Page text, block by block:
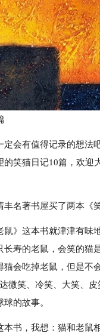
定会有值得记录的想法
笑猫日记10篇，欢迎
名著书屋买了两本《
鼠》这本书就津津有味
寿的老鼠，会笑的猫
会吃掉老鼠，但是不
微笑、冷笑、大笑、
的故事。
书，我想：猫和老鼠